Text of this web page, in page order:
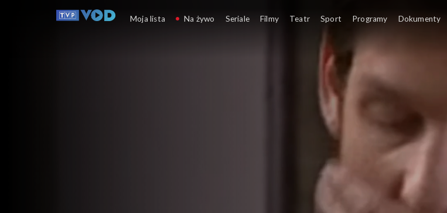
Plebania
Moja lista Na żywo Seriale Filmy Teatr Sport Programy Dokumenty